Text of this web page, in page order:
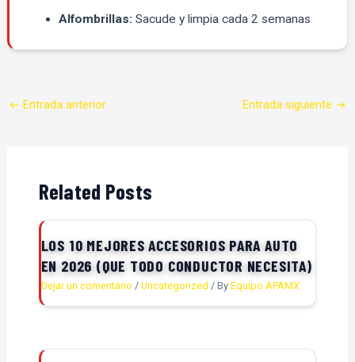
Alfombrillas: Sacude y limpia cada 2 semanas
← Entrada anterior Entrada siguiente →
Related Posts
LOS 10 MEJORES ACCESORIOS PARA AUTO
EN 2026 (QUE TODO CONDUCTOR NECESITA)
Dejar un comentario / Uncategorized / By Equipo APAMX